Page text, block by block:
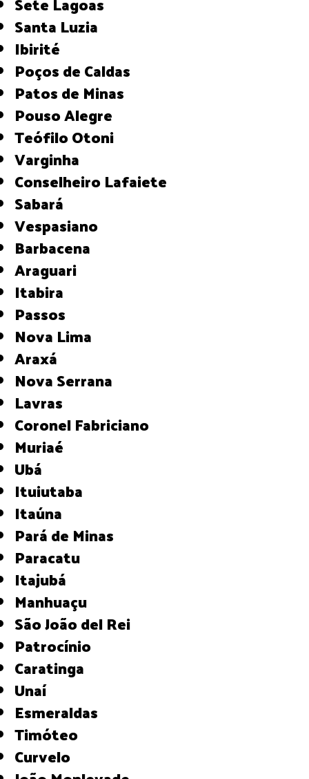
Santa Luzia
Ibirité
Poços de Caldas
Patos de Minas
Pouso Alegre
Teófilo Otoni
Varginha
Conselheiro Lafaiete
Sabará
Vespasiano
Barbacena
Araguari
Itabira
Passos
Nova Lima
Araxá
Nova Serrana
Lavras
Coronel Fabriciano
Muriaé
Ubá
Ituiutaba
Itaúna
Pará de Minas
Paracatu
Itajubá
Manhuaçu
São João del Rei
Patrocínio
Caratinga
Unaí
Esmeraldas
Timóteo
Curvelo